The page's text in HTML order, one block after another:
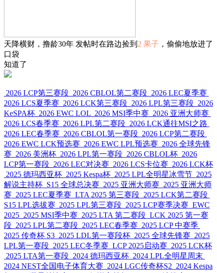
天降横财，撸龄30年 发帖时在路边捡到 2 果子 ，偷偷地放进了
口袋
知道了
2026 LCP第三赛段 2026 CBLOL第二赛段 2026 LEC夏季赛
2026 LCS夏季赛 2026 LCK第三赛段 2026 LPL第三赛段 2026
KeSPA杯 2026 EWC LOL 2026 MSI季中赛 2026 亚洲大师赛
2026 LCS春季赛 2026 LPL第二赛段 2026 LCK通往MSI之路
2026 LEC春季赛 2026 CBLOL第一赛段 2026 LCP第二赛段
2026 EWC LCK预选赛 2026 EWC LPL预选赛 2026 全球先锋
赛 2026 美洲杯 2026 LPL第一赛段 2026 CBLOL杯 2026
LCP第一赛段 2026 LEC对决赛 2026 LCS卡位赛 2026 LCK杯
2025 德玛西亚杯 2025 Kespa杯 2025 LPL全明星冰雪节 2025
解说主持杯 S15 全球总决赛 2025 亚洲大师赛 2025 亚洲大师
赛 2025 LEC夏季赛 LTA 2025 第三赛段 2025 LCK第二赛段
S15 LPL选拔赛 2025 LPL第三赛段 2025 LCP赛季决赛 EWC
2025 2025 MSI季中赛 2025 LTA 第二赛段 LCK 2025 第一赛
段 2025 LPL第二赛段 2025 LEC春季赛 2025 LCP 中赛季
2025 传奇杯 S3 2025 LDL第一赛段杯 2025 全球先锋赛 2025
LPL第一赛段 2025 LEC冬季赛 LCP 2025启动赛 2025 LCK杯
2025 LTA第一赛段 2024 德玛西亚杯 2024 LPL全明星周末
2024 NEST全国电子体育大赛 2024 LGC传奇杯S2 2024 Kespa